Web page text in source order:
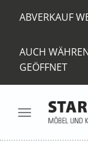
ABVERKAUF
AUCH
GEÖFFNET